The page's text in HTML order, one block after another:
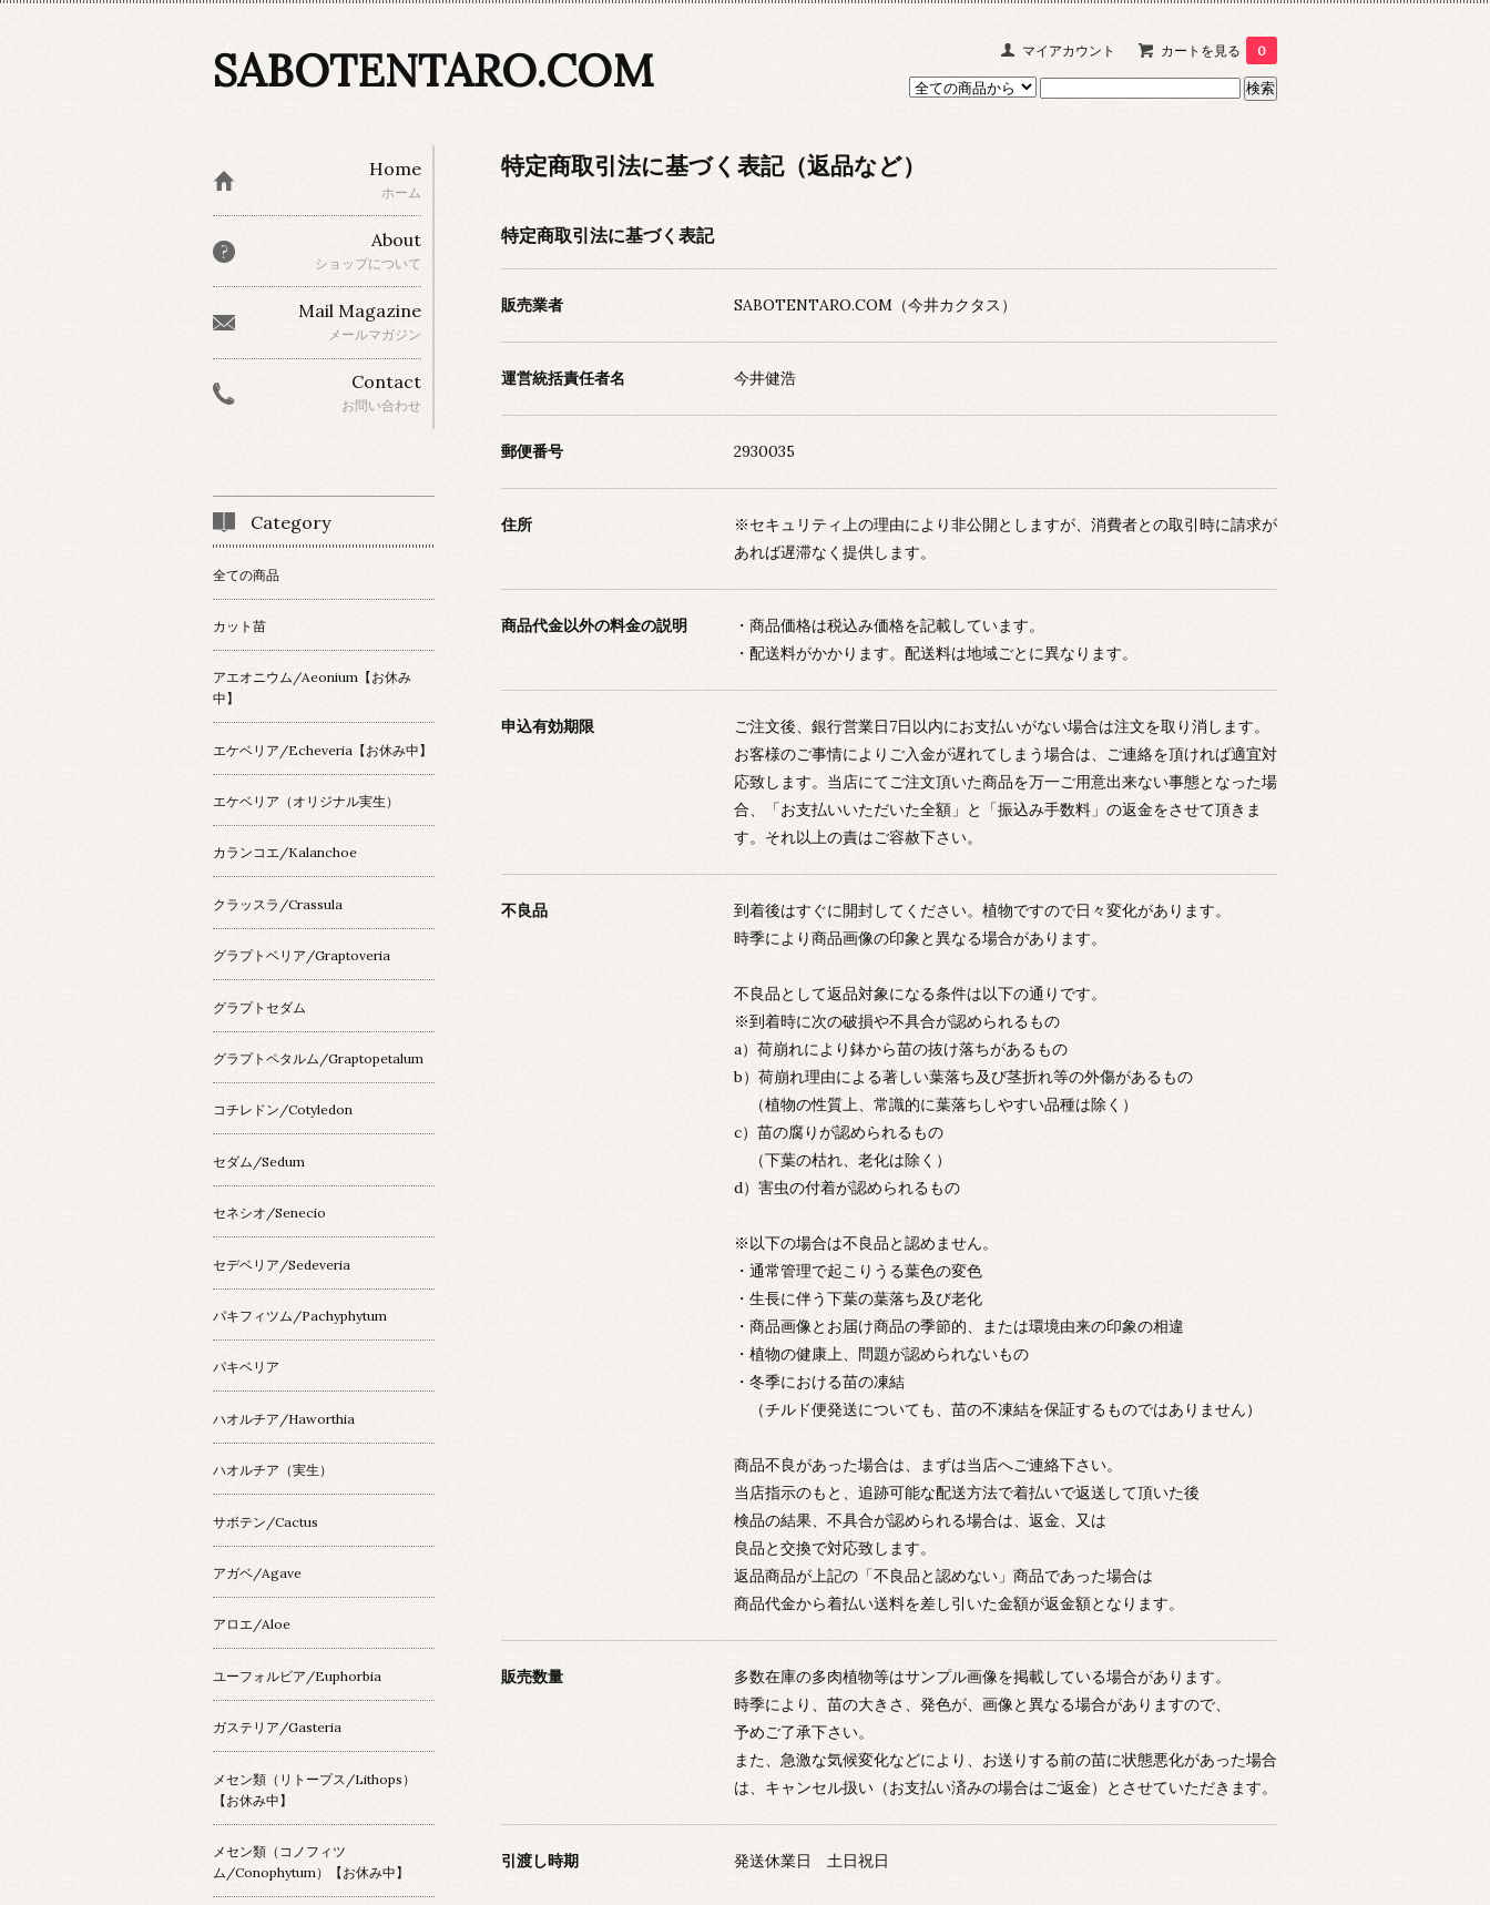
マイアカウント カートを見る 0
SABOTENTARO.COM
特定商取引法に基づく表記（返品など）
特定商取引法に基づく表記
販売業者 SABOTENTARO.COM（今井カクタス）
運営統括責任者名 今井健浩
郵便番号 2930035
住所
※セキュリティ上の理由により非公開としますが、消費者との取引時に請求が
あれば遅滞なく提供します。
商品代金以外の料金の説明
・商品価格は税込み価格を記載しています。
・配送料がかかります。配送料は地域ごとに異なります。
申込有効期限
ご注文後、銀行営業日7日以内にお支払いがない場合は注文を取り消します。
お客様のご事情によりご入金が遅れてしまう場合は、ご連絡を頂ければ適宜対
応致します。当店にてご注文頂いた商品を万一ご用意出来ない事態となった場
合、「お支払いいただいた全額」と「振込み手数料」の返金をさせて頂きま
す。それ以上の責はご容赦下さい。
不良品
到着後はすぐに開封してください。植物ですので日々変化があります。
時季により商品画像の印象と異なる場合があります。
不良品として返品対象になる条件は以下の通りです。
※到着時に次の破損や不具合が認められるもの
a）荷崩れにより鉢から苗の抜け落ちがあるもの
b）荷崩れ理由による著しい葉落ち及び茎折れ等の外傷があるもの
（植物の性質上、常識的に葉落ちしやすい品種は除く）
c）苗の腐りが認められるもの
（下葉の枯れ、老化は除く）
d）害虫の付着が認められるもの
※以下の場合は不良品と認めません。
・通常管理で起こりうる葉色の変色
・生長に伴う下葉の葉落ち及び老化
・商品画像とお届け商品の季節的、または環境由来の印象の相違
・植物の健康上、問題が認められないもの
・冬季における苗の凍結
（チルド便発送についても、苗の不凍結を保証するものではありません）
商品不良があった場合は、まずは当店へご連絡下さい。
当店指示のもと、追跡可能な配送方法で着払いで返送して頂いた後
検品の結果、不具合が認められる場合は、返金、又は
良品と交換で対応致します。
返品商品が上記の「不良品と認めない」商品であった場合は
商品代金から着払い送料を差し引いた金額が返金額となります。
販売数量
多数在庫の多肉植物等はサンプル画像を掲載している場合があります。
時季により、苗の大きさ、発色が、画像と異なる場合がありますので、
予めご了承下さい。
また、急激な気候変化などにより、お送りする前の苗に状態悪化があった場合
は、キャンセル扱い（お支払い済みの場合はご返金）とさせていただきます。
引渡し時期 発送休業日 土日祝日
Home
ホーム
About
ショップについて
Mail Magazine
メールマガジン
Contact
お問い合わせ
Category
全ての商品
カット苗
アエオニウム/Aeonium【お休み
中】
エケベリア/Echeveria【お休み中】
エケベリア（オリジナル実生）
カランコエ/Kalanchoe
クラッスラ/Crassula
グラプトベリア/Graptoveria
グラプトセダム
グラプトペタルム/Graptopetalum
コチレドン/Cotyledon
セダム/Sedum
セネシオ/Senecio
セデベリア/Sedeveria
パキフィツム/Pachyphytum
パキベリア
ハオルチア/Haworthia
ハオルチア（実生）
サボテン/Cactus
アガベ/Agave
アロエ/Aloe
ユーフォルビア/Euphorbia
ガステリア/Gasteria
メセン類（リトープス/Lithops）
【お休み中】
メセン類（コノフィツ
ム/Conophytum）【お休み中】